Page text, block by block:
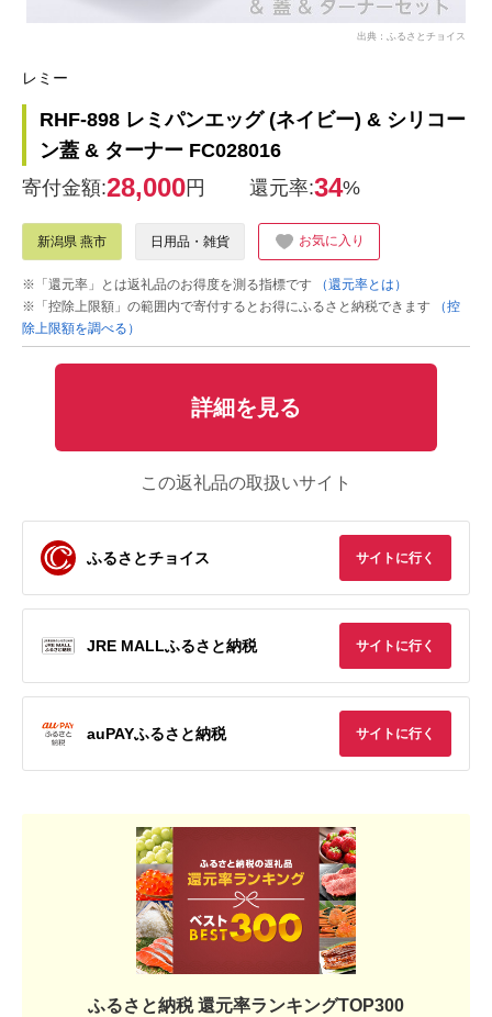
出典：ふるさとチョイス
レミー
RHF-898 レミパンエッグ (ネイビー) & シリコー
ン蓋 & ターナー FC028016
寄付金額:28,000円 還元率:34%
新潟県 燕市 日用品・雑貨 お気に入り
※「還元率」とは返礼品のお得度を測る指標です
（還元率とは）
※「控除上限額」の範囲内で寄付するとお得にふるさと納税できます
（控
除上限額を調べる）
詳細を見る
この返礼品の取扱いサイト
ふるさとチョイス サイトに行く
JRE MALLふるさと納税 サイトに行く
auPAYふるさと納税 サイトに行く
ふるさと納税 還元率ランキングTOP300